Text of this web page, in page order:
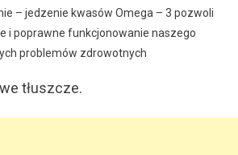
– jedzenie kwasów Omega – 3 pozwoli
i poprawne funkcjonowanie naszego
problemów zdrowotnych
tłuszcze.